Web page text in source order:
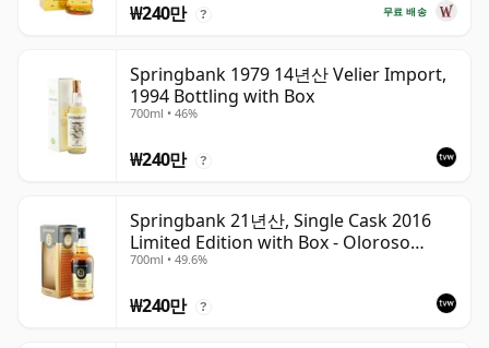
무료 배송
₩240만 ?
Springbank 1979 14년산 Velier Import,
1994 Bottling with Box
700ml • 46%
₩240만 ?
Springbank 21년산, Single Cask 2016
Limited Edition with Box - Oloroso
Sherry Butt
700ml • 49.6%
₩240만 ?